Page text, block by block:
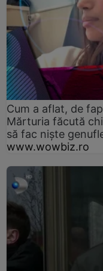
Cum a aflat, de
Mărturia făcută
să fac niște
www.wowbiz.ro